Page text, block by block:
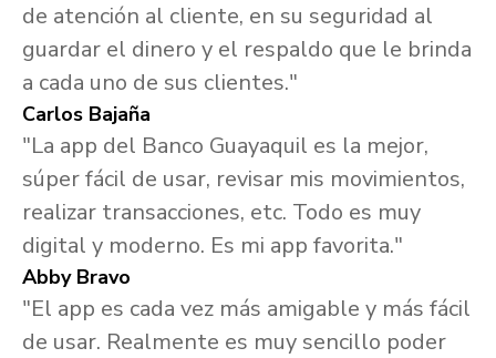
de atención al cliente, en su seguridad al
guardar el dinero y el respaldo que le brinda
a cada uno de sus clientes."
Carlos Bajaña
"La app del Banco Guayaquil es la mejor,
súper fácil de usar, revisar mis movimientos,
realizar transacciones, etc. Todo es muy
digital y moderno. Es mi app favorita."
Abby Bravo
"El app es cada vez más amigable y más fácil
de usar. Realmente es muy sencillo poder